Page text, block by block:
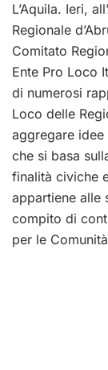
L’Aquila. Ieri,
Regionale
Comitato
Ente Pro Loco
di numerosi
Loco delle
aggregare
che si basa
finalità civiche
appartiene alle
compito di
per le